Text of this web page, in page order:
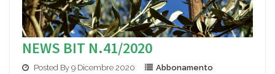
NEWS BIT N.41/2020
Posted By 9 Dicembre 2020 Abbonamento